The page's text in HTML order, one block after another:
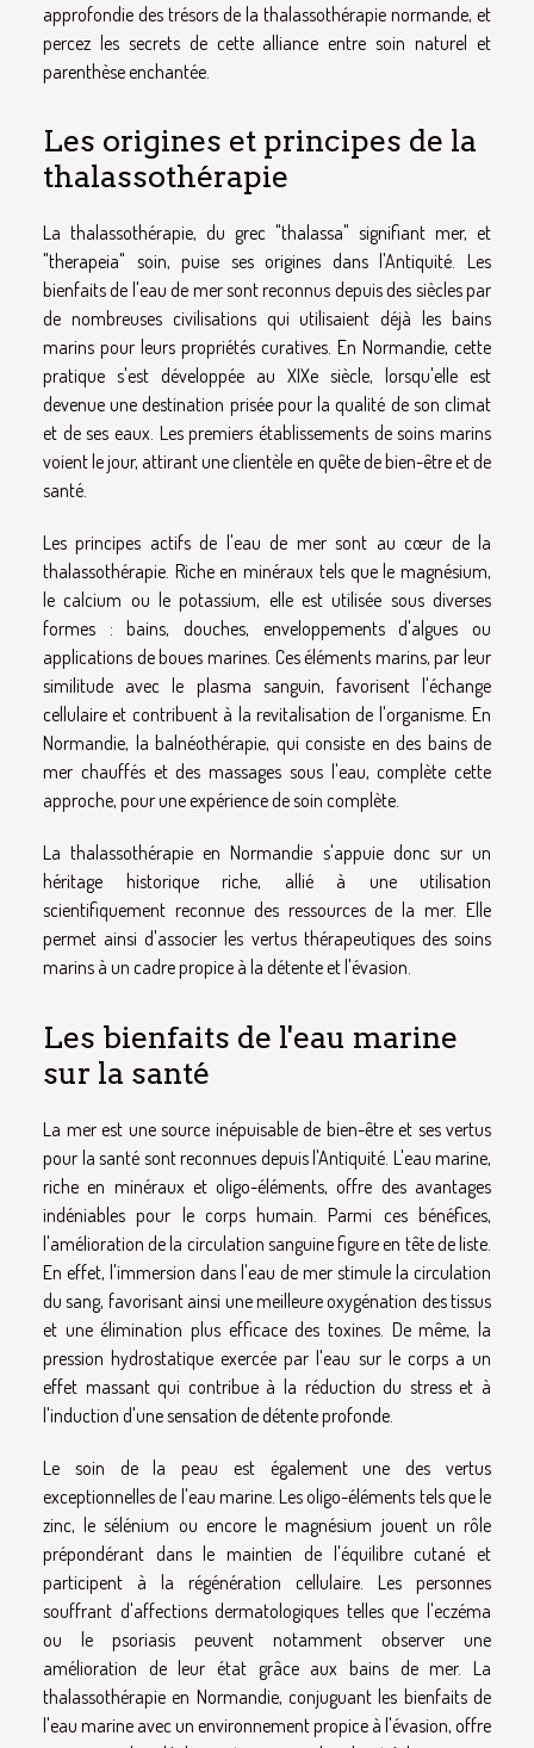
approfondie des trésors de la thalassothérapie normande, et
percez les secrets de cette alliance entre soin naturel et
parenthèse enchantée.
Les origines et principes de la
thalassothérapie
La thalassothérapie, du grec "thalassa" signifiant mer, et
"therapeia" soin, puise ses origines dans l'Antiquité. Les
bienfaits de l'eau de mer sont reconnus depuis des siècles par
de nombreuses civilisations qui utilisaient déjà les bains
marins pour leurs propriétés curatives. En Normandie, cette
pratique s'est développée au XIXe siècle, lorsqu'elle est
devenue une destination prisée pour la qualité de son climat
et de ses eaux. Les premiers établissements de soins marins
voient le jour, attirant une clientèle en quête de bien-être et de
santé.
Les principes actifs de l'eau de mer sont au cœur de la
thalassothérapie. Riche en minéraux tels que le magnésium,
le calcium ou le potassium, elle est utilisée sous diverses
formes : bains, douches, enveloppements d'algues ou
applications de boues marines. Ces éléments marins, par leur
similitude avec le plasma sanguin, favorisent l'échange
cellulaire et contribuent à la revitalisation de l'organisme. En
Normandie, la balnéothérapie, qui consiste en des bains de
mer chauffés et des massages sous l'eau, complète cette
approche, pour une expérience de soin complète.
La thalassothérapie en Normandie s'appuie donc sur un
héritage historique riche, allié à une utilisation
scientifiquement reconnue des ressources de la mer. Elle
permet ainsi d'associer les vertus thérapeutiques des soins
marins à un cadre propice à la détente et l'évasion.
Les bienfaits de l'eau marine
sur la santé
La mer est une source inépuisable de bien-être et ses vertus
pour la santé sont reconnues depuis l'Antiquité. L'eau marine,
riche en minéraux et oligo-éléments, offre des avantages
indéniables pour le corps humain. Parmi ces bénéfices,
l'amélioration de la circulation sanguine figure en tête de liste.
En effet, l'immersion dans l'eau de mer stimule la circulation
du sang, favorisant ainsi une meilleure oxygénation des tissus
et une élimination plus efficace des toxines. De même, la
pression hydrostatique exercée par l'eau sur le corps a un
effet massant qui contribue à la réduction du stress et à
l'induction d'une sensation de détente profonde.
Le soin de la peau est également une des vertus
exceptionnelles de l'eau marine. Les oligo-éléments tels que le
zinc, le sélénium ou encore le magnésium jouent un rôle
prépondérant dans le maintien de l'équilibre cutané et
participent à la régénération cellulaire. Les personnes
souffrant d'affections dermatologiques telles que l'eczéma
ou le psoriasis peuvent notamment observer une
amélioration de leur état grâce aux bains de mer. La
thalassothérapie en Normandie, conjuguant les bienfaits de
l'eau marine avec un environnement propice à l'évasion, offre